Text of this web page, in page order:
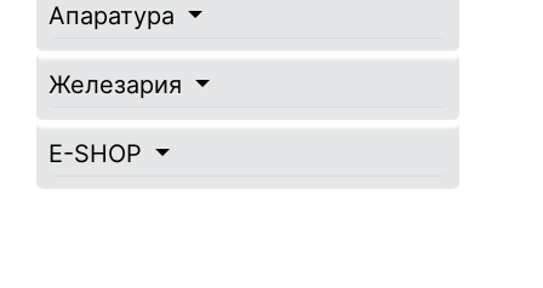
Апаратура
Железария
E-SHOP